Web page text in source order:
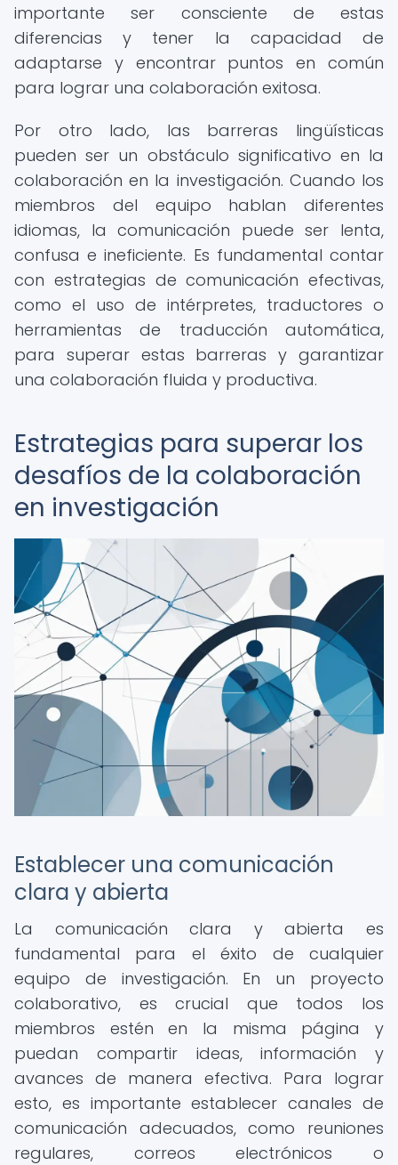
importante ser consciente de estas
diferencias y tener la capacidad de
adaptarse y encontrar puntos en común
para lograr una colaboración exitosa.
Por otro lado, las barreras lingüísticas
pueden ser un obstáculo significativo en la
colaboración en la investigación. Cuando los
miembros del equipo hablan diferentes
idiomas, la comunicación puede ser lenta,
confusa e ineficiente. Es fundamental contar
con estrategias de comunicación efectivas,
como el uso de intérpretes, traductores o
herramientas de traducción automática,
para superar estas barreras y garantizar
una colaboración fluida y productiva.
Estrategias para superar los
desafíos de la colaboración
en investigación
Establecer una comunicación
clara y abierta
La comunicación clara y abierta es
fundamental para el éxito de cualquier
equipo de investigación. En un proyecto
colaborativo, es crucial que todos los
miembros estén en la misma página y
puedan compartir ideas, información y
avances de manera efectiva. Para lograr
esto, es importante establecer canales de
comunicación adecuados, como reuniones
regulares, correos electrónicos o